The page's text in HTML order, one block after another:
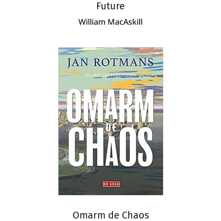
Future
William MacAskill
Omarm de Chaos